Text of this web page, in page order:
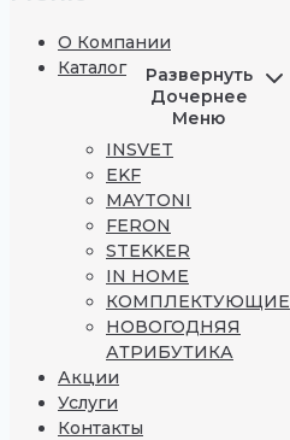
О Компании
Каталог
Развернуть
Дочернее
Меню
INSVET
EKF
MAYTONI
FERON
STEKKER
IN HOME
КОМПЛЕКТУЮЩИЕ
НОВОГОДНЯЯ
АТРИБУТИКА
Акции
Услуги
Контакты